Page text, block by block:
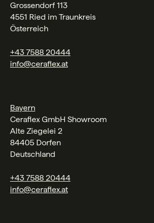
Grossendorf 113
4551 Ried im Traunkreis
Österreich
+43 7588 20444
info@ceraflex.at
Bayern
Ceraflex GmbH Showroom
Alte Ziegelei 2
84405 Dorfen
Deutschland
+43 7588 20444
info@ceraflex.at